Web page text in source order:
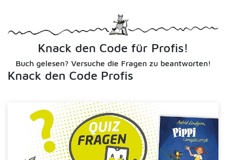
Knack den Code für Profis!
Buch gelesen? Versuche die Fragen zu beantworten!
Knack den Code Profis